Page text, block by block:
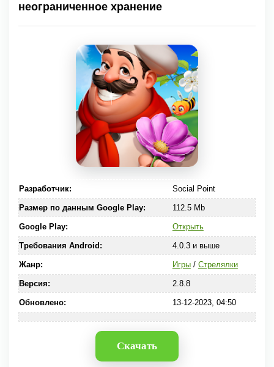
неограниченное хранение
Разработчик: Social Point
Размер по данным Google Play: 112.5 Mb
Google Play: Открыть
Требования Android: 4.0.3 и выше
Жанр: Игры/ Стрелялки
Версия: 2.8.8
Обновлено: 13-12-2023, 04:50
Скачать